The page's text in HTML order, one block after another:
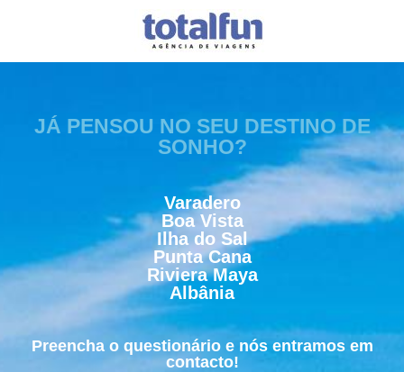
JÁ PENSOU NO SEU DESTINO DE
SONHO?
Varadero
Boa Vista
Ilha do Sal
Punta Cana
Riviera Maya
Albânia
Preencha o questionário e nós entramos em
contacto!